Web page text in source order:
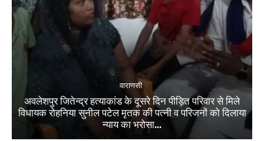
वाराणसी
अवलेशपुर जितेन्द्र हत्याकांड के दूसरे दिन पीड़ित परिवार से मिले
विधायक रोहनिया सुनील पटेल मृतक की पत्नी व परिजनों को दिलाया
न्याय का भरोसा...